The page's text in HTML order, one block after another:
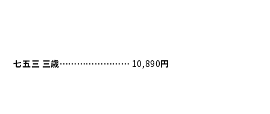
七五三 三歳⋯⋯⋯⋯⋯⋯⋯⋯ 10,890円